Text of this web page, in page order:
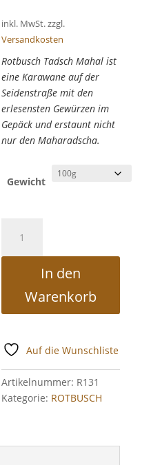
inkl. MwSt.zzgl.
Versandkosten
Rotbusch Tadsch Mahal ist
eine Karawane auf der
Seidenstraße mit den
erlesensten Gewürzen im
Gepäck und erstaunt nicht
nur den Maharadscha.
Gewicht
Tadsch
Mahal
In den
Warenkorb
Auf die Wunschliste
Artikelnummer: R131
Kategorie: ROTBUSCH